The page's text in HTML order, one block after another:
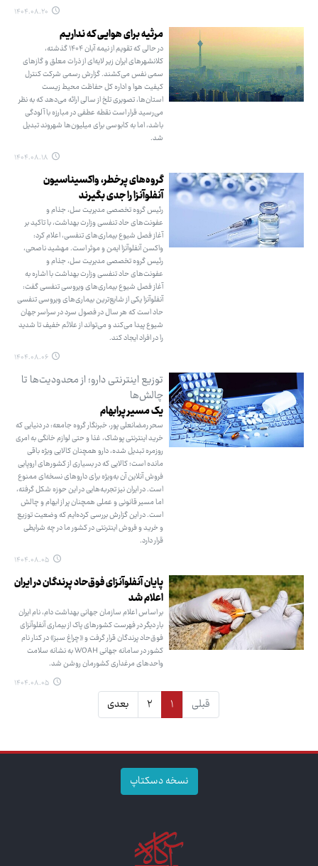
۱۴۰۴.۰۸.۲۰
مرثیه برای هوایـی که نداریم
در حالی که تقویم از نیمه آبان ۱۴۰۴ گذشته،
کلانشهرهای ایران زیر لایه‌ای از ذرات معلق و گازهای
سمی نفس می‌کشند. گزارش رسمی شرکت کنترل
کیفیت هوا و اداره کل حفاظت محیط زیست
استان‌ها، تصویری تلخ از سالی ارائه می‌دهد که به نظر
می‌رسید قرار است نقطه عطفی در مبارزه با آلودگی
باشد، اما به کابوسی برای میلیون‌ها شهروند تبدیل
شد.
۱۴۰۴.۰۸.۱۸
گروه‌های پرخطر، واکسیناسیون
آنفلوآنزا را جدی بگیرند
رئیس گروه تخصصی مدیریت سل، جذام و
عفونت‌های حاد تنفسی وزارت بهداشت، با تاکید بر
آغاز فصل شیوع بیماری‌های تنفسی، اعلام کرد:
واکسن آنفلوآنزا ایمن و موثر است. مهشید ناصحی،
رئیس گروه تخصصی مدیریت سل، جذام و
عفونت‌های حاد تنفسی وزارت بهداشت با اشاره به
آغاز فصل شیوع بیماری‌های ویروسی تنفسی گفت:
آنفلوآنزا یکی از شایع‌ترین بیماری‌های ویروسی تنفسی
حاد است که هر سال در فصول سرد در سراسر جهان
شیوع پیدا می‌کند و می‌تواند از علائم خفیف تا شدید
را در افراد ایجاد کند.
۱۴۰۴.۰۸.۰۶
توزیع اینترنتی دارو؛ از محدودیت‌ها تا
چالش‌ها
یک مسیر پرابهام
سحر رمضانعلی پور، خبرنگار گروه جامعه: در دنیایی که
خرید اینترنتی پوشاک، غذا و حتی لوازم خانگی به امری
روزمره تبدیل شده، دارو همچنان کالایی ویژه باقی
مانده است؛ کالایی که در بسیاری از کشورهای اروپایی
فروش آنلاین آن به‌ویژه برای داروهای نسخه‌ای ممنوع
است. در ایران نیز تجربه‌هایی در این حوزه شکل گرفته،
اما مسیر قانونی و عملی همچنان پر از ابهام و چالش
است. در این گزارش بررسی کرده‌ایم که وضعیت توزیع
و خرید و فروش اینترنتی در کشور ما در چه شرایطی
قرار دارد.
۱۴۰۴.۰۸.۰۵
پایان آنفلوآنزای فوق‌حاد پرندگان در ایران
اعلام شد
بر اساس اعلام سازمان جهانی بهداشت دام، نام ایران
بار دیگر در فهرست کشورهای پاک از بیماری آنفلوآنزای
فوق‌حاد پرندگان قرار گرفت و «چراغ سبز» در کنار نام
کشور در سامانه جهانی WOAH به نشانه سلامت
واحدهای مرغداری کشورمان روشن شد.
۱۴۰۴.۰۸.۰۵
قبلی ۱ ۲ بعدی
نسخه دسکتاپ